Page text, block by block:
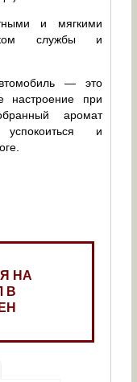
и мягкими
службы и
— это
настроение при
аромат
успокоиться и
НА
В